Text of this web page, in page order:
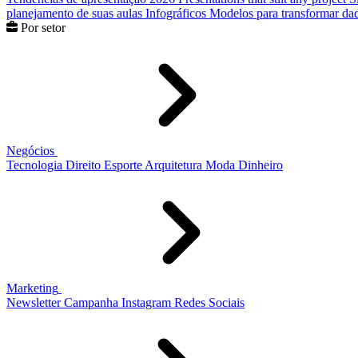
planejamento de suas aulas Infográficos Modelos para transformar
Por setor
Negócios
Tecnologia Direito Esporte Arquitetura Moda Dinheiro
Marketing
Newsletter Campanha Instagram Redes Sociais